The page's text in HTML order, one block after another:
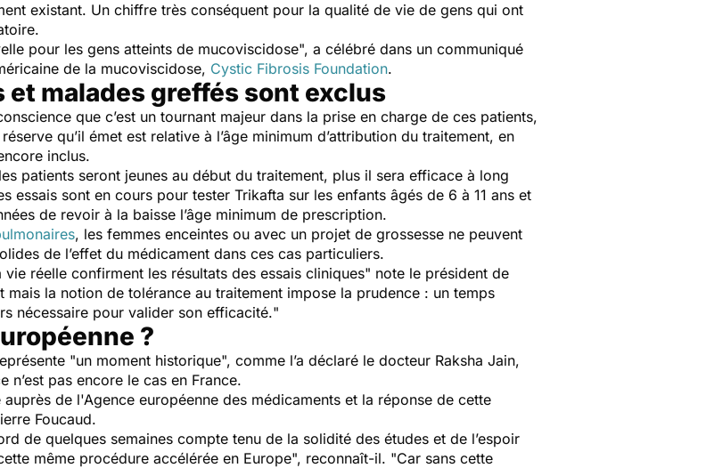
existant. Un chiffre très conséquent pour la qualité de vie de gens qui ont
pour les gens atteints de mucoviscidose", a célébré dans un communiqué
de la mucoviscidose, Cystic Fibrosis Foundation.
malades greffés sont exclus
que c’est un tournant majeur dans la prise en charge de ces patients,
qu’il émet est relative à l’âge minimum d’attribution du traitement, en
inclus.
patients seront jeunes au début du traitement, plus il sera efficace à long
essais sont en cours pour tester Trikafta sur les enfants âgés de 6 à 11 ans et
de revoir à la baisse l’âge minimum de prescription.
, les femmes enceintes ou avec un projet de grossesse ne peuvent
de l’effet du médicament dans ces cas particuliers.
vie réelle confirment les résultats des essais cliniques" note le président de
mais la notion de tolérance au traitement impose la prudence : un temps
nécessaire pour valider son efficacité."
?
"un moment historique", comme l’a déclaré le docteur Raksha Jain,
n’est pas encore le cas en France.
de l'Agence européenne des médicaments et la réponse de cette
Foucaud.
de quelques semaines compte tenu de la solidité des études et de l’espoir
même procédure accélérée en Europe", reconnaît-il. "Car sans cette